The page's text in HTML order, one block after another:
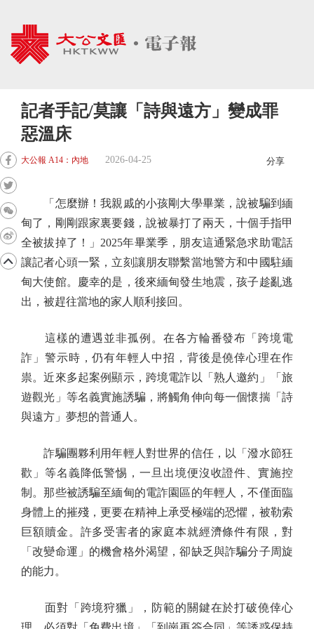
記者手記/莫讓「詩與遠方」變成罪
惡溫床
大公報 A14：內地 2026-04-25 分享
「怎麼辦！我親戚的小孩剛大學畢業，說被騙到緬
甸了，剛剛跟家裏要錢，說被暴打了兩天，十個手指甲
全被拔掉了！」2025年畢業季，朋友這通緊急求助電話
讓記者心頭一緊，立刻讓朋友聯繫當地警方和中國駐緬
甸大使館。慶幸的是，後來緬甸發生地震，孩子趁亂逃
出，被趕往當地的家人順利接回。
這樣的遭遇並非孤例。在各方輪番發布「跨境電
詐」警示時，仍有年輕人中招，背後是僥倖心理在作
祟。近來多起案例顯示，跨境電詐以「熟人邀約」「旅
遊觀光」等名義實施誘騙，將觸角伸向每一個懷揣「詩
與遠方」夢想的普通人。
詐騙團夥利用年輕人對世界的信任，以「潑水節狂
歡」等名義降低警惕，一旦出境便沒收證件、實施控
制。那些被誘騙至緬甸的電詐園區的年輕人，不僅面臨
身體上的摧殘，更要在精神上承受極端的恐懼，被勒索
巨額贖金。許多受害者的家庭本就經濟條件有限，對
「改變命運」的機會格外渴望，卻缺乏與詐騙分子周旋
的能力。
面對「跨境狩獵」，防範的關鍵在於打破僥倖心